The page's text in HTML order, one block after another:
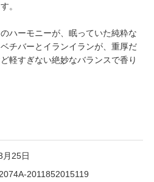
。
ハーモニーが、眠っていた純粋な
チバーとイランイランが、重厚だ
軽すぎない絶妙なバランスで香り
月25日
2011852015119